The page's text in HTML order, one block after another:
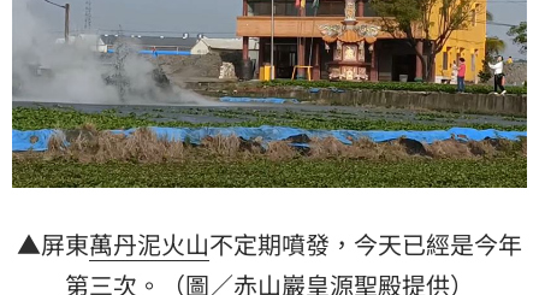
▲屏東萬丹泥火山不定期噴發，今天已經是今年
第三次。（圖／赤山巖皇源聖殿提供）